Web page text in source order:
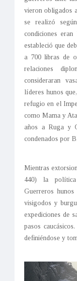
vieron obligados
se realizó
condiciones
estableció que
a 700 libras de
relaciones
consideraran
líderes hunos
refugio en el
como Mama y
años a Ruga y
condenados por
Mientras
440) la
Guerreros
visigodos y
expediciones de
pasos
definiéndose y